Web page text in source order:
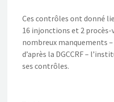
Ces contrôles ont donné
16 injonctions et 2 procès-
nombreux manquements
d’après la DGCCRF –
ses contrôles.